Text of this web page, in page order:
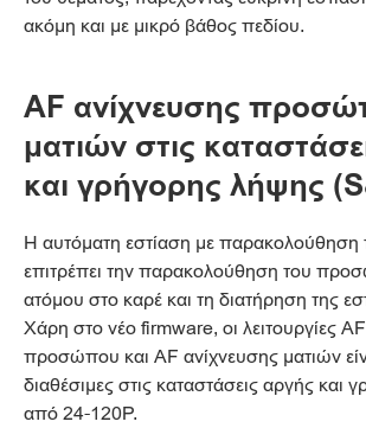
ακόμη και με μικρό βάθος πεδίου.
AF ανίχνευσης
ματιών στις
και γρήγορης λήψης
Η αυτόματη εστίαση με
επιτρέπει την παρακολούθηση του
ατόμου στο καρέ και τη διατήρηση της
Χάρη στο νέο firmware, οι λειτουργίες
προσώπου και AF ανίχνευσης ματιών
διαθέσιμες στις καταστάσεις αργής και
από 24-120P.